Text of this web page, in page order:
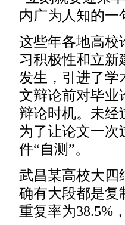
内广为人知的一
这些年各地高校
习积极性和立新
发生，引进了学
文辩论前对毕业
辩论时机。未经
为了让论文一
件“自测”。
武昌某高校大四
确有大段都是复
重复率为38.5%